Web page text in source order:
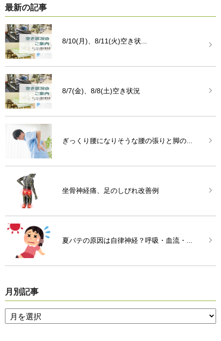
最新の記事
8/10(月)、8/11(火)空き状...
8/7(金)、8/8(土)空き状況
ぎっくり腰になりそうな腰の張りと脚の...
坐骨神経痛、足のしびれ改善例
夏バテの原因は自律神経？呼吸・血流・...
月別記事